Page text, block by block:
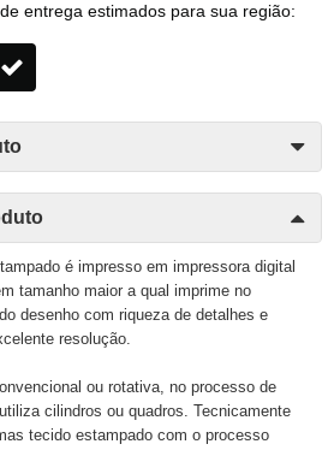
entrega estimados para sua região:
é impresso em impressora digital
tamanho maior a qual imprime no
desenho com riqueza de detalhes e
resolução.
ou rotativa, no processo de
cilindros ou quadros. Tecnicamente
tecido estampado com o processo